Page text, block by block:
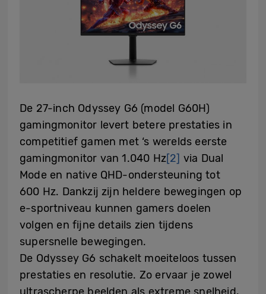
De 27-inch Odyssey G6 (model G60H)
gamingmonitor levert betere prestaties in
competitief gamen met ‘s werelds eerste
gamingmonitor van 1.040 Hz[2] via Dual
Mode en native QHD-ondersteuning tot
600 Hz. Dankzij zijn heldere bewegingen op
e-sportniveau kunnen gamers doelen
volgen en fijne details zien tijdens
supersnelle bewegingen.
De Odyssey G6 schakelt moeiteloos tussen
prestaties en resolutie. Zo ervaar je zowel